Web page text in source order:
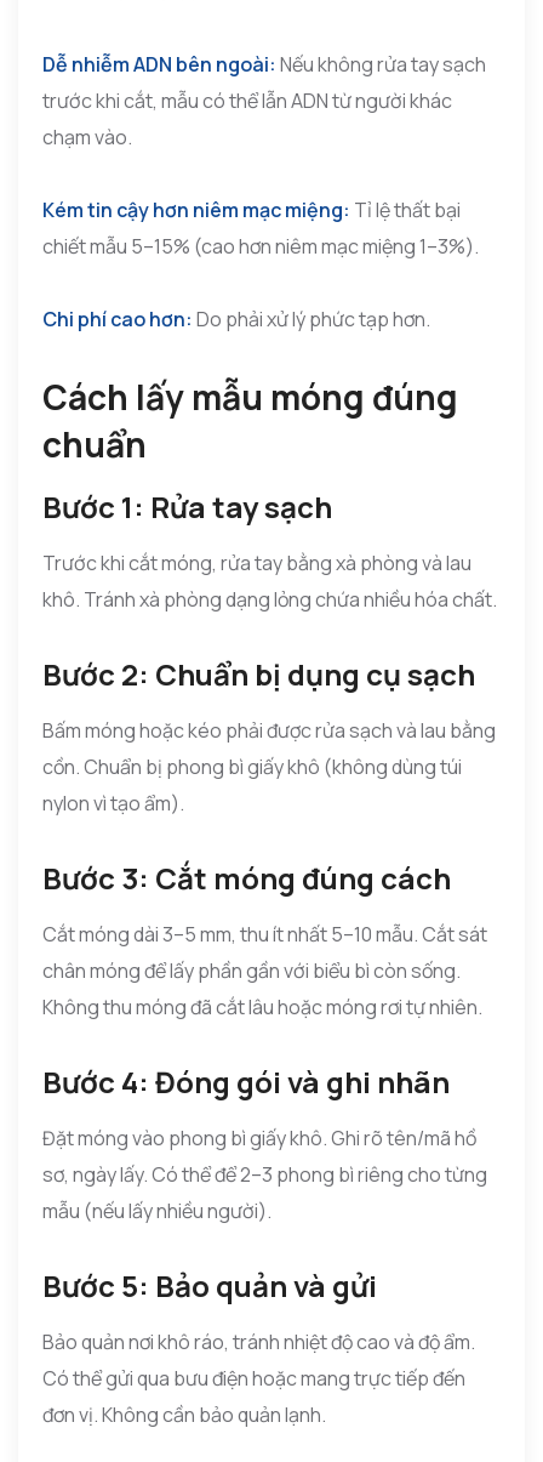
Dễ nhiễm ADN bên ngoài: Nếu không rửa tay sạch
trước khi cắt, mẫu có thể lẫn ADN từ người khác
chạm vào.
Kém tin cậy hơn niêm mạc miệng: Tỉ lệ thất bại
chiết mẫu 5–15% (cao hơn niêm mạc miệng 1–3%).
Chi phí cao hơn: Do phải xử lý phức tạp hơn.
Cách lấy mẫu móng đúng
chuẩn
Bước 1: Rửa tay sạch
Trước khi cắt móng, rửa tay bằng xà phòng và lau
khô. Tránh xà phòng dạng lỏng chứa nhiều hóa chất.
Bước 2: Chuẩn bị dụng cụ sạch
Bấm móng hoặc kéo phải được rửa sạch và lau bằng
cồn. Chuẩn bị phong bì giấy khô (không dùng túi
nylon vì tạo ẩm).
Bước 3: Cắt móng đúng cách
Cắt móng dài 3–5 mm, thu ít nhất 5–10 mẫu. Cắt sát
chân móng để lấy phần gần với biểu bì còn sống.
Không thu móng đã cắt lâu hoặc móng rơi tự nhiên.
Bước 4: Đóng gói và ghi nhãn
Đặt móng vào phong bì giấy khô. Ghi rõ tên/mã hồ
sơ, ngày lấy. Có thể để 2–3 phong bì riêng cho từng
mẫu (nếu lấy nhiều người).
Bước 5: Bảo quản và gửi
Bảo quản nơi khô ráo, tránh nhiệt độ cao và độ ẩm.
Có thể gửi qua bưu điện hoặc mang trực tiếp đến
đơn vị. Không cần bảo quản lạnh.